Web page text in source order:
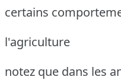
certains
l'agriculture
notez que dans les